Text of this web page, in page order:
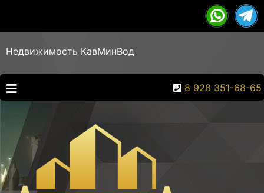
Недвижимость КавМинВод
8 928 351-68-65